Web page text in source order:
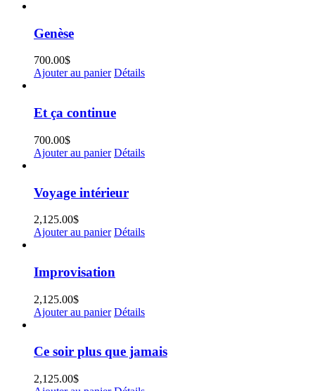
Genèse
700.00$
Ajouter au panier Détails
Et ça continue
700.00$
Ajouter au panier Détails
Voyage intérieur
2,125.00$
Ajouter au panier Détails
Improvisation
2,125.00$
Ajouter au panier Détails
Ce soir plus que jamais
2,125.00$